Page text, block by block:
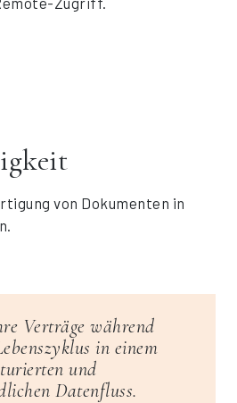
von Dokumenten in
Verträge während
in einem
und
Datenfluss.